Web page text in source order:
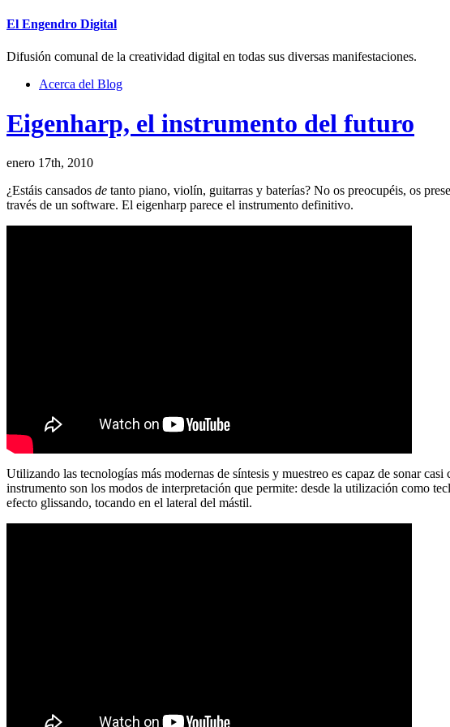
El Engendro Digital
Difusión comunal de la creatividad digital en todas sus diversas manifestaciones.
Acerca del Blog
Eigenharp, el instrumento del futuro
enero 17th, 2010
¿Estáis cansados de tanto piano, violín, guitarras y baterías? No os preocupéis, os
través de un software. El eigenharp parece el instrumento definitivo.
Utilizando las tecnologías más modernas de síntesis y muestreo es capaz de sonar
instrumento son los modos de interpretación que permite: desde la utilización como
efecto glissando, tocando en el lateral del mástil.